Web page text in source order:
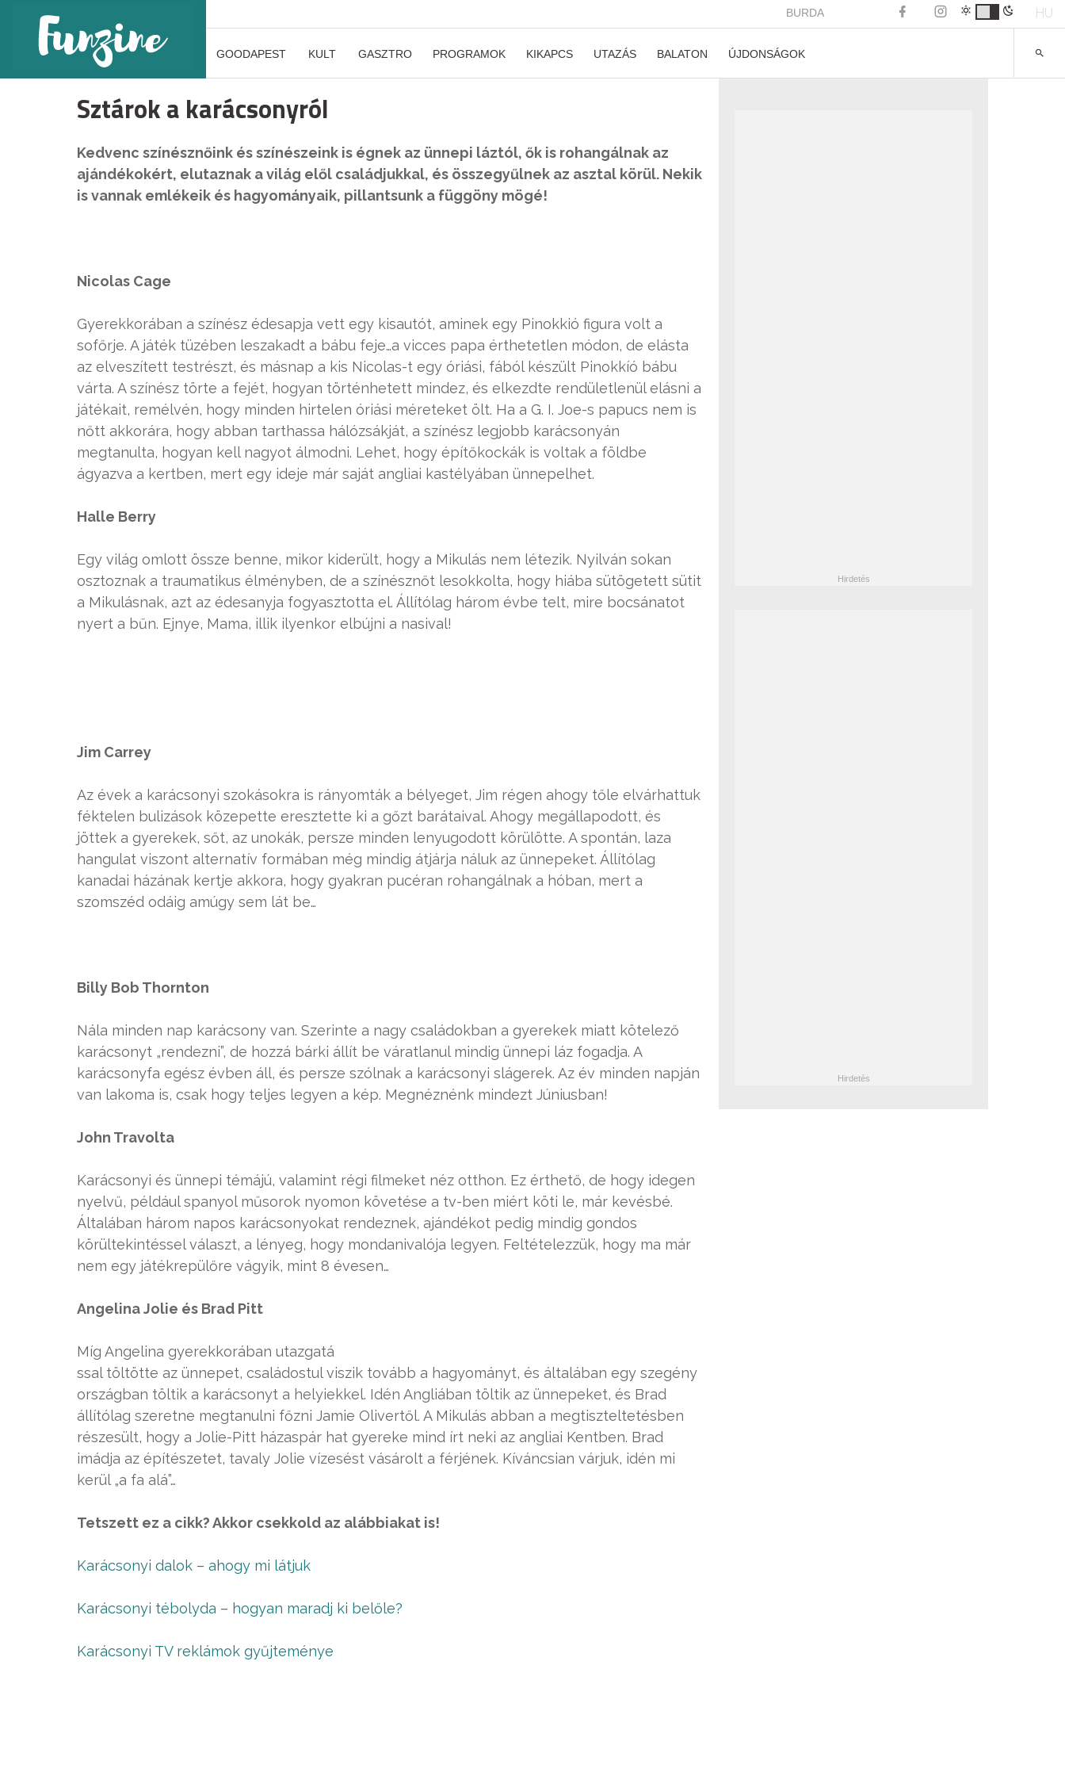
BURDA HU
GOODAPEST KULT GASZTRO PROGRAMOK KIKAPCS UTAZÁS BALATON ÚJDONSÁGOK
Sztárok a karácsonyról
Kedvenc színésznőink és színészeink is égnek az ünnepi láztól, ők is rohangálnak az
ajándékokért, elutaznak a világ elől családjukkal, és összegyűlnek az asztal körül. Nekik
is vannak emlékeik és hagyományaik, pillantsunk a függöny mögé!
Nicolas Cage
Gyerekkorában a színész édesapja vett egy kisautót, aminek egy Pinokkió figura volt a
sofőrje. A játék tüzében leszakadt a bábu feje…a vicces papa érthetetlen módon, de elásta
az elveszített testrészt, és másnap a kis Nicolas-t egy óriási, fából készült Pinokkíó bábu
várta. A színész törte a fejét, hogyan történhetett mindez, és elkezdte rendületlenül elásni a
játékait, remélvén, hogy minden hirtelen óriási méreteket ölt. Ha a G. I. Joe-s papucs nem is
nőtt akkorára, hogy abban tarthassa hálózsákját, a színész legjobb karácsonyán
megtanulta, hogyan kell nagyot álmodni. Lehet, hogy építőkockák is voltak a földbe
ágyazva a kertben, mert egy ideje már saját angliai kastélyában ünnepelhet.
Halle Berry
Egy világ omlott össze benne, mikor kiderült, hogy a Mikulás nem létezik. Nyilván sokan
osztoznak a traumatikus élményben, de a színésznőt lesokkolta, hogy hiába sütögetett sütit
a Mikulásnak, azt az édesanyja fogyasztotta el. Állítólag három évbe telt, mire bocsánatot
nyert a bűn. Ejnye, Mama, illik ilyenkor elbújni a nasival!
Jim Carrey
Az évek a karácsonyi szokásokra is rányomták a bélyeget, Jim régen ahogy tőle elvárhattuk
féktelen bulizások közepette eresztette ki a gőzt barátaival. Ahogy megállapodott, és
jöttek a gyerekek, sőt, az unokák, persze minden lenyugodott körülötte. A spontán, laza
hangulat viszont alternatív formában még mindig átjárja náluk az ünnepeket. Állítólag
kanadai házának kertje akkora, hogy gyakran pucéran rohangálnak a hóban, mert a
szomszéd odáig amúgy sem lát be…
Billy Bob Thornton
Nála minden nap karácsony van. Szerinte a nagy családokban a gyerekek miatt kötelező
karácsonyt „rendezni”, de hozzá bárki állít be váratlanul mindig ünnepi láz fogadja. A
karácsonyfa egész évben áll, és persze szólnak a karácsonyi slágerek. Az év minden napján
van lakoma is, csak hogy teljes legyen a kép. Megnéznénk mindezt Júniusban!
John Travolta
Karácsonyi és ünnepi témájú, valamint régi filmeket néz otthon. Ez érthető, de hogy idegen
nyelvű, például spanyol műsorok nyomon követése a tv-ben miért köti le, már kevésbé.
Általában három napos karácsonyokat rendeznek, ajándékot pedig mindig gondos
körültekintéssel választ, a lényeg, hogy mondanivalója legyen. Feltételezzük, hogy ma már
nem egy játékrepülőre vágyik, mint 8 évesen…
Angelina Jolie és Brad Pitt
Míg Angelina gyerekkorában utazgatá
ssal töltötte az ünnepet, családostul viszik tovább a hagyományt, és általában egy szegény
országban töltik a karácsonyt a helyiekkel. Idén Angliában töltik az ünnepeket, és Brad
állítólag szeretne megtanulni főzni Jamie Olivertől. A Mikulás abban a megtiszteltetésben
részesült, hogy a Jolie-Pitt házaspár hat gyereke mind írt neki az angliai Kentben. Brad
imádja az építészetet, tavaly Jolie vízesést vásárolt a férjének. Kíváncsian várjuk, idén mi
kerül „a fa alá”…
Tetszett ez a cikk? Akkor csekkold az alábbiakat is!
Karácsonyi dalok – ahogy mi látjuk
Karácsonyi tébolyda – hogyan maradj ki belőle?
Karácsonyi TV reklámok gyűjteménye